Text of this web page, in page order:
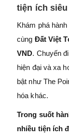
tiện ích
Khám phá
cùng Đất Việt
VND. Chuyến
hiện đại và xa
bật như The
hóa khác.
Trong suốt
nhiều tiện ích